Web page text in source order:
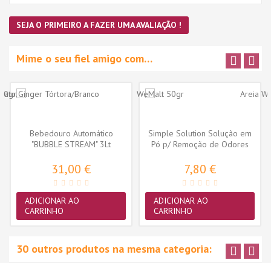
SEJA O PRIMEIRO A FAZER UMA AVALIAÇÃO !
Mime o seu fiel amigo com…
Bebedouro Automático
"BUBBLE STREAM" 3Lt
31,00 €
ADICIONAR AO
CARRINHO
Simple Solution Solução em
Pó p/ Remoção de Odores
7,80 €
ADICIONAR AO
CARRINHO
30 outros produtos na mesma categoria: